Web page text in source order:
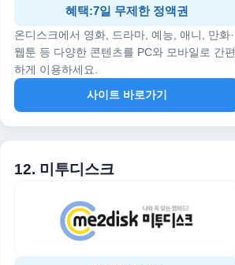
혜택:7일 무제한 정액권
온디스크에서 영화, 드라마, 예능, 애니, 만화·
웹툰 등 다양한 콘텐츠를 PC와 모바일로 간편
하게 이용하세요.
사이트 바로가기
12. 미투디스크